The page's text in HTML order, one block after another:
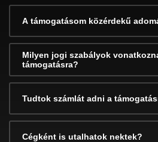
A támogatásom közérdekű
Milyen jogi szabályok
támogatásra?
Tudtok számlát adni a
Cégként is utalhatok nektek?